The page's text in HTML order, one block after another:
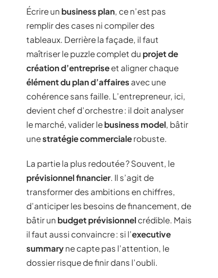
Écrire un business plan, ce n’est pas
remplir des cases ni compiler des
tableaux. Derrière la façade, il faut
maîtriser le puzzle complet du projet de
création d’entrepriseet aligner chaque
élément du plan d’affaires avec une
cohérence sans faille. L’entrepreneur, ici,
devient chef d’orchestre : il doit analyser
le marché, valider lebusiness model, bâtir
unestratégie commercialerobuste.
La partie la plus redoutée ? Souvent, le
prévisionnel financier. Il s’agit de
transformer des ambitions en chiffres,
d’anticiper les besoins de financement, de
bâtir un budget prévisionnelcrédible. Mais
il faut aussi convaincre : si l’executive
summaryne capte pas l’attention, le
dossier risque de finir dans l’oubli.